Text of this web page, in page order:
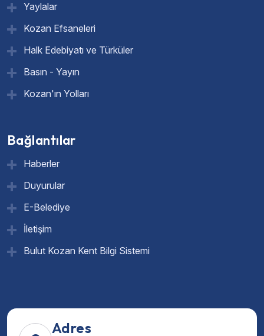
Yaylalar
Kozan Efsaneleri
Halk Edebiyatı ve Türküler
Basın - Yayın
Kozan'ın Yolları
Bağlantılar
Haberler
Duyurular
E-Belediye
İletişim
Bulut Kozan Kent Bilgi Sistemi
Adres